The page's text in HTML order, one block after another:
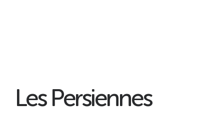
Les Persiennes